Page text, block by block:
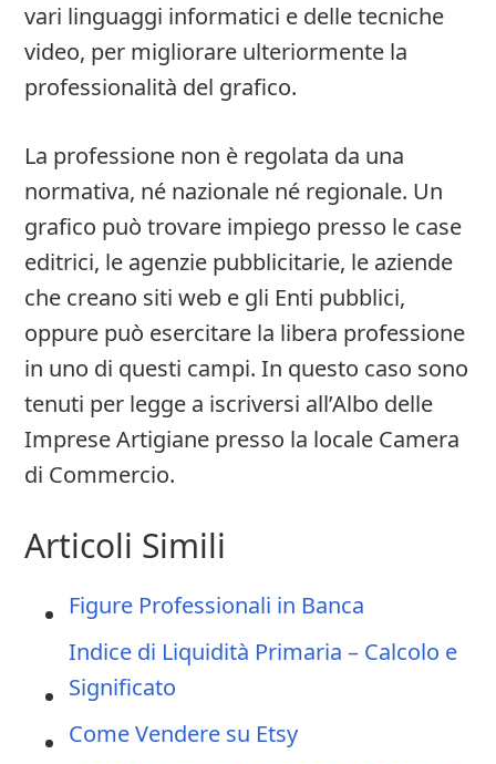
vari linguaggi informatici e delle tecniche
video, per migliorare ulteriormente la
professionalità del grafico.
La professione non è regolata da una
normativa, né nazionale né regionale. Un
grafico può trovare impiego presso le case
editrici, le agenzie pubblicitarie, le aziende
che creano siti web e gli Enti pubblici,
oppure può esercitare la libera professione
in uno di questi campi. In questo caso sono
tenuti per legge a iscriversi all’Albo delle
Imprese Artigiane presso la locale Camera
di Commercio.
Articoli Simili
Figure Professionali in Banca
Indice di Liquidità Primaria – Calcolo e
Significato
Come Vendere su Etsy